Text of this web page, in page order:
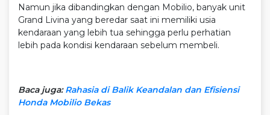
Namun jika dibandingkan dengan Mobilio, banyak unit
Grand Livina yang beredar saat ini memiliki usia
kendaraan yang lebih tua sehingga perlu perhatian
lebih pada kondisi kendaraan sebelum membeli.
Baca juga:Rahasia di Balik Keandalan dan Efisiensi
Honda Mobilio Bekas